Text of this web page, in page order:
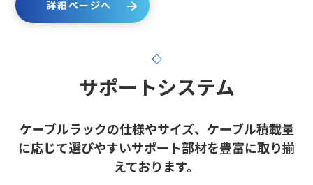
詳細ページへ
サポートシステム
ケーブルラックの仕様やサイズ、ケーブル積載量
に応じて選びやすいサポート部材を豊富に取り揃
えております。